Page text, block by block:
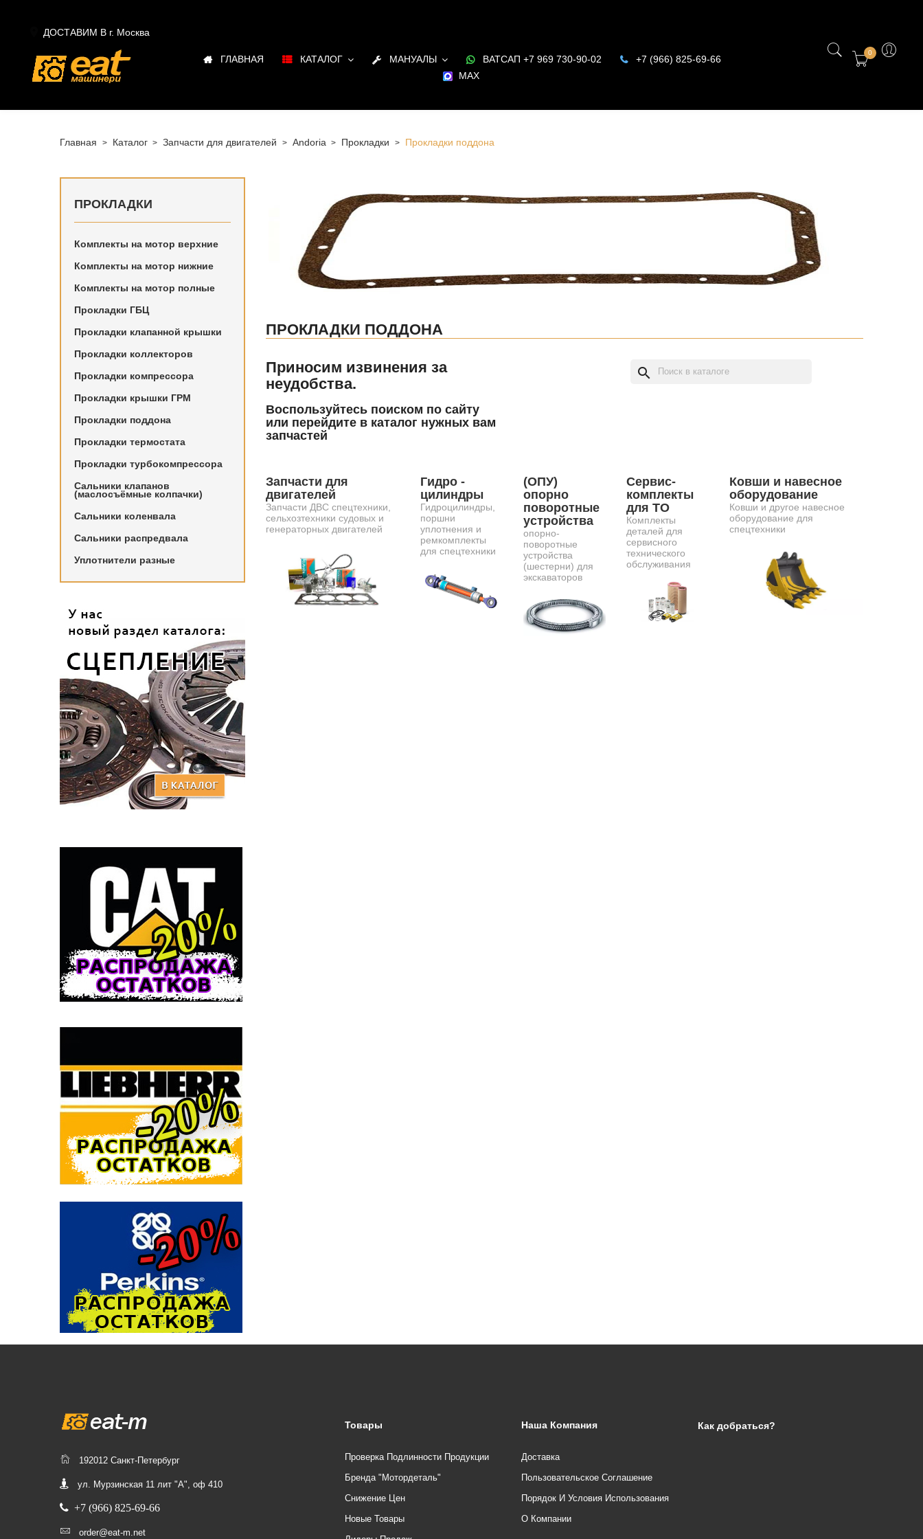
ДОСТАВИМ В г. Москва
ГЛАВНАЯ КАТАЛОГ МАНУАЛЫ ВАТСАП +7 969 730-90-02
+7 (966) 825-69-66
MAX
0
Главная Каталог Запчасти для двигателей Andoria Прокладки Прокладки поддона
ПРОКЛАДКИ
Комплекты на мотор верхние
Комплекты на мотор нижние
Комплекты на мотор полные
Прокладки ГБЦ
Прокладки клапанной крышки
Прокладки коллекторов
Прокладки компрессора
Прокладки крышки ГРМ
Прокладки поддона
Прокладки термостата
Прокладки турбокомпрессора
Сальники клапанов
(маслосъёмные колпачки)
Сальники коленвала
Сальники распредвала
Уплотнители разные
Купить в Санкт-Петербурге Прокладки поддона для двигателя
Andoria в наличии и под заказ
ПРОКЛАДКИ ПОДДОНА
Приносим извинения за
неудобства.
Воспользуйтесь поиском по сайту
или перейдите в каталог нужных вам
запчастей
search
Запчасти для
двигателей
Запчасти ДВС спецтехники,
сельхозтехники судовых и
генераторных двигателей
Гидро -
цилиндры
Гидроцилиндры,
поршни
уплотнения и
ремкомплекты
для спецтехники
(ОПУ)
опорно
поворотные
устройства
опорно-
поворотные
устройства
(шестерни) для
экскаваторов
Сервис-
комплекты
для ТО
Комплекты
деталей для
сервисного
технического
обслуживания
Ковши и навесное
оборудование
Ковши и другое навесное
оборудование для
спецтехники
192012 Санкт-Петербург
ул. Мурзинская 11 лит "А", оф 410
+7 (966) 825-69-66
order@eat-m.net
Товары
Проверка Подлинности Продукции
Бренда "Мотордеталь"
Снижение Цен
Новые Товары
Наша Компания
Доставка
Пользовательское Соглашение
Порядок И Условия Использования
О Компании
Как добраться?